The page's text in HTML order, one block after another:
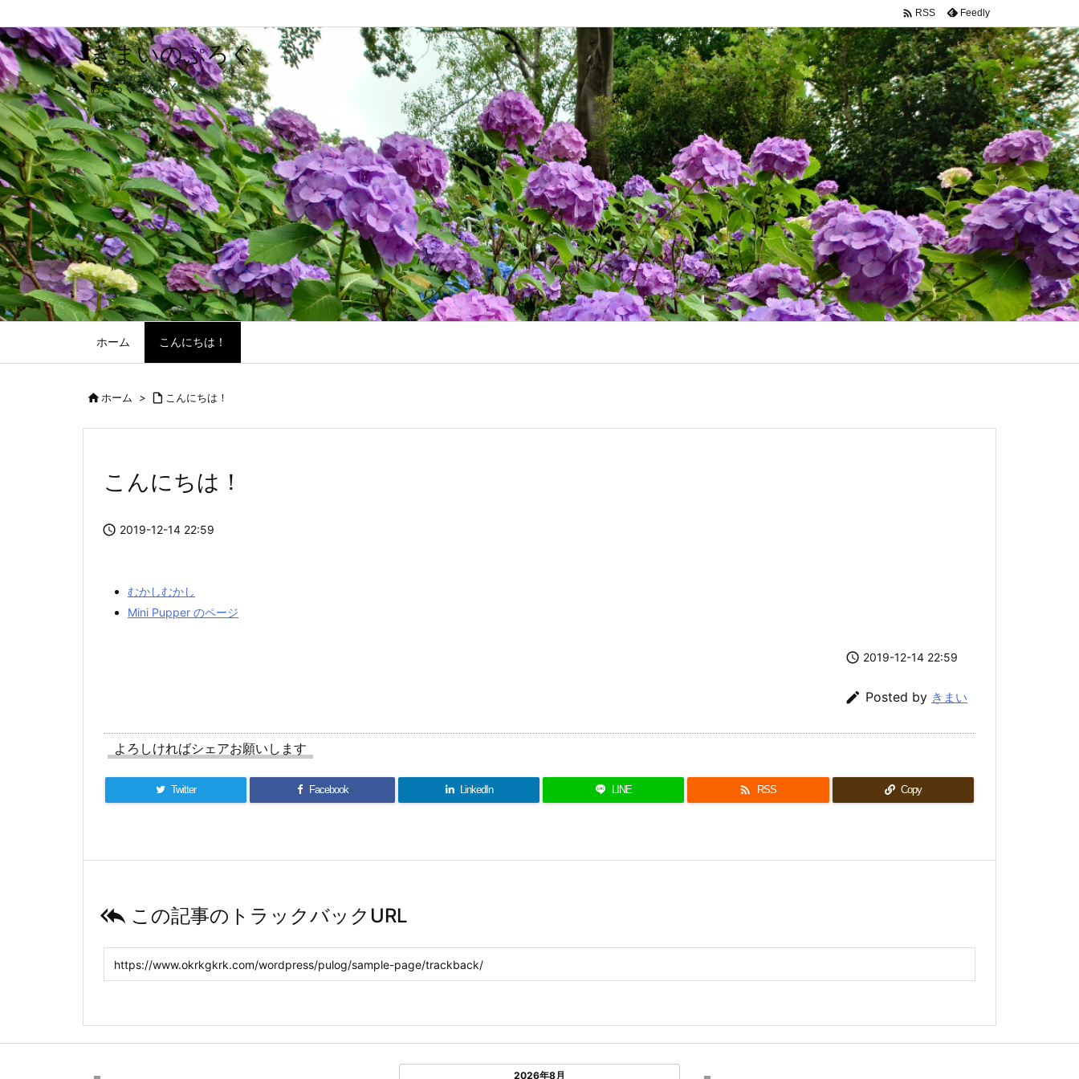
きまいのぷろぐ
おきらくごくらく
ホーム こんにちは！
 RSS Feedly
ホーム >  こんにちは！
こんにちは！
 2019-12-14 22:59
むかしむかし
Mini Pupper のページ
 2019-12-14 22:59
 Posted by きまい
よろしければシェアお願いします
Twitter Facebook LinkedIn LINE  RSS Copy
 この記事のトラックバックURL
2026年8月